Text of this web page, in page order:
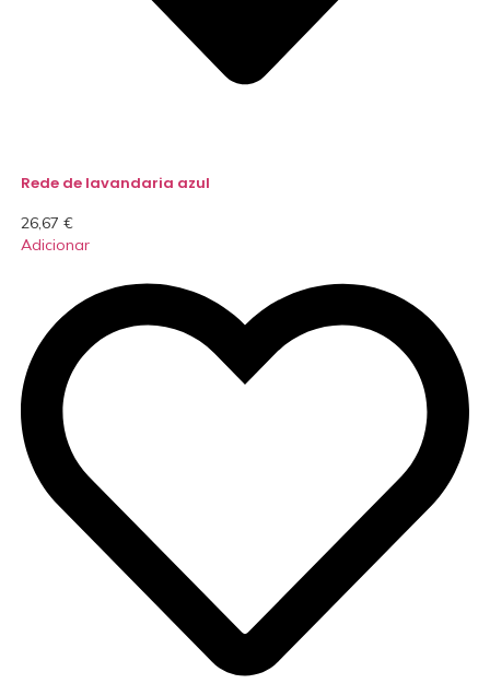
Rede de lavandaria azul
26,67 €
Adicionar